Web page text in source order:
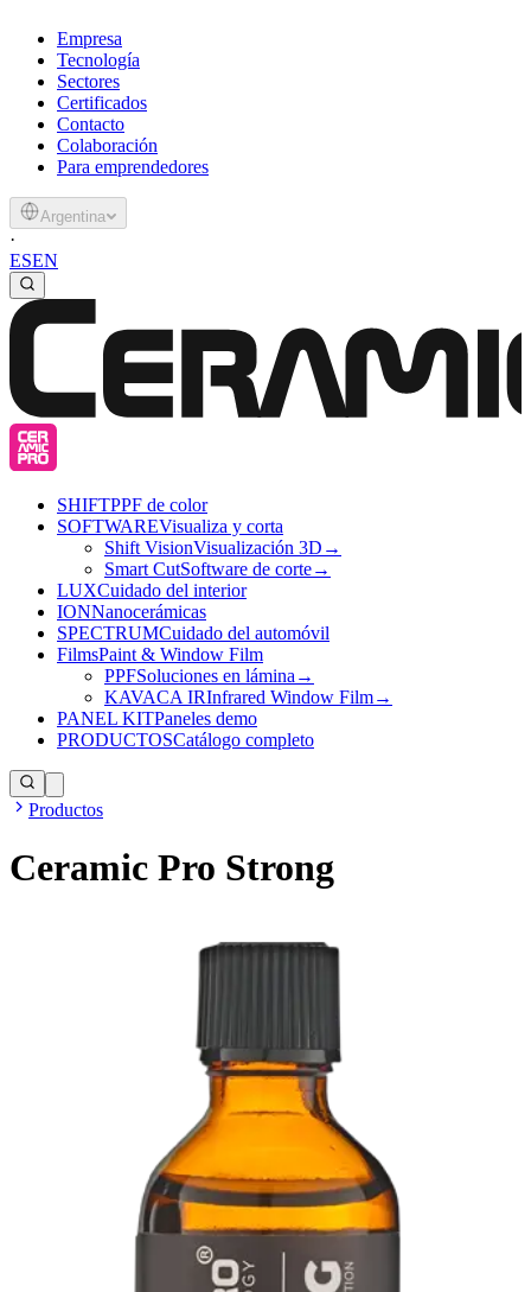
Empresa
Tecnología
Sectores
Certificados
Contacto
Colaboración
Para emprendedores
Argentina
·
ESEN
SHIFTPPF de color
SOFTWAREVisualiza y corta
Shift VisionVisualización 3D →
Smart CutSoftware de corte→
LUXCuidado del interior
IONNanocerámicas
SPECTRUMCuidado del automóvil
FilmsPaint & Window Film
PPFSoluciones en lámina →
KAVACA IRInfrared Window Film→
PANEL KITPaneles demo
PRODUCTOSCatálogo completo
Productos
Ceramic Pro Strong